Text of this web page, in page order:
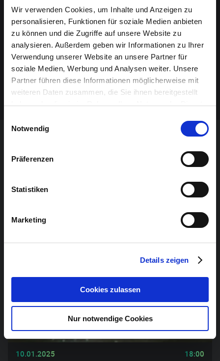
Wir verwenden Cookies, um Inhalte und Anzeigen zu
personalisieren, Funktionen für soziale Medien anbieten
zu können und die Zugriffe auf unsere Website zu
analysieren. Außerdem geben wir Informationen zu Ihrer
Verwendung unserer Website an unsere Partner für
soziale Medien, Werbung und Analysen weiter. Unsere
Partner führen diese Informationen möglicherweise mit
weiteren Daten zusammen, die Sie ihnen bereitgestellt
haben oder die sie im Rahmen Ihrer Nutzung der Dienste
Notwendig
Präferenzen
Statistiken
Marketing
Details zeigen
Cookies zulassen
Nur notwendige Cookies
Alle Infos zur Anreise.
VERANSTALTER
Chudoscnik Sunergia
MITFAHRGELEGENHEIT GESUCHT?
Fahrmit – Clever fahren
DAS KÖNNTE SIE AUCH
10.01.2025 18:00